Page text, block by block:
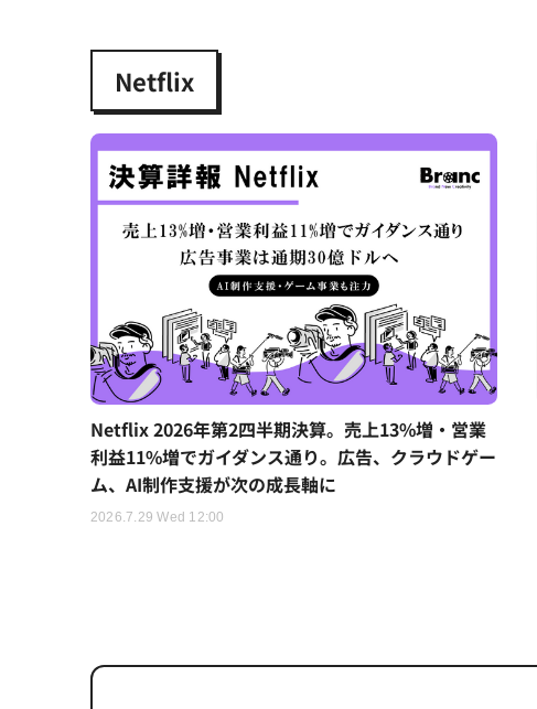
Netflix
Netflix 2026年第2四半期決算。売上13%増・営業
利益11%増でガイダンス通り。広告、クラウドゲー
ム、AI制作支援が次の成長軸に
2026.7.29 Wed 12:00